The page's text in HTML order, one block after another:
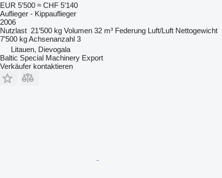
EUR 5’500 ≈ CHF 5’140
Auflieger - Kippauflieger
2006
Nutzlast 21’500 kg Volumen 32 m³ Federung Luft/Luft Nettogewicht
7’500 kgAchsenanzahl 3
Litauen, Dievogala
Baltic Special Machinery Export
Verkäufer kontaktieren